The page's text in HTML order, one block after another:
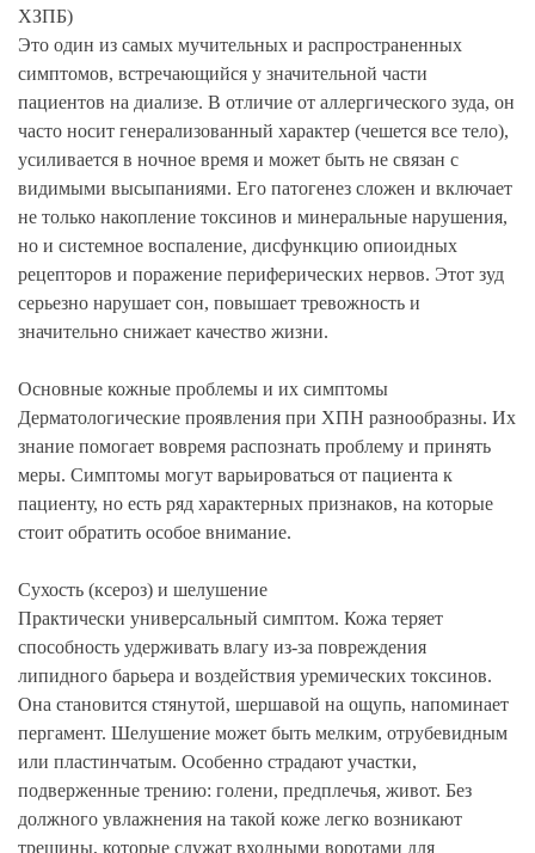
ХЗПБ)
Это один из самых мучительных и распространенных
симптомов, встречающийся у значительной части
пациентов на диализе. В отличие от аллергического зуда, он
часто носит генерализованный характер (чешется все тело),
усиливается в ночное время и может быть не связан с
видимыми высыпаниями. Его патогенез сложен и включает
не только накопление токсинов и минеральные нарушения,
но и системное воспаление, дисфункцию опиоидных
рецепторов и поражение периферических нервов. Этот зуд
серьезно нарушает сон, повышает тревожность и
значительно снижает качество жизни.
Основные кожные проблемы и их симптомы
Дерматологические проявления при ХПН разнообразны. Их
знание помогает вовремя распознать проблему и принять
меры. Симптомы могут варьироваться от пациента к
пациенту, но есть ряд характерных признаков, на которые
стоит обратить особое внимание.
Сухость (ксероз) и шелушение
Практически универсальный симптом. Кожа теряет
способность удерживать влагу из-за повреждения
липидного барьера и воздействия уремических токсинов.
Она становится стянутой, шершавой на ощупь, напоминает
пергамент. Шелушение может быть мелким, отрубевидным
или пластинчатым. Особенно страдают участки,
подверженные трению: голени, предплечья, живот. Без
должного увлажнения на такой коже легко возникают
трещины, которые служат входными воротами для